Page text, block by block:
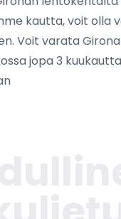
kautta, voit olla
Voit varata
jopa 3